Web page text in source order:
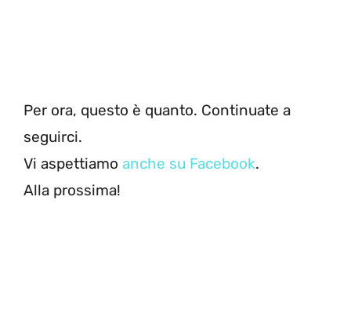
Per ora, questo è quanto. Continuate a
seguirci.
Vi aspettiamo anche su Facebook.
Alla prossima!